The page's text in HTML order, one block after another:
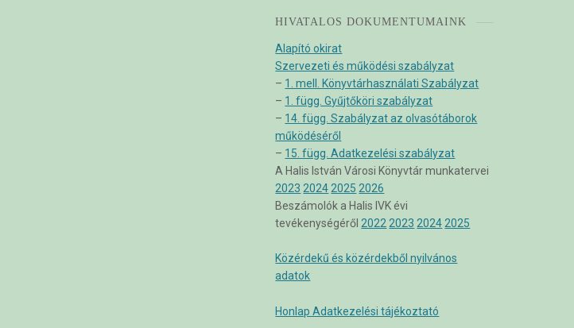
HIVATALOS DOKUMENTUMAINK
Alapító okirat
Szervezeti és működési szabályzat
– 1. mell. Könyvtárhasználati Szabályzat
– 1. függ. Gyűjtőköri szabályzat
– 14. függ. Szabályzat az olvasótáborok
működéséről
– 15. függ. Adatkezelési szabályzat
A Halis István Városi Könyvtár munkatervei
2023 2024 2025 2026
Beszámolók a Halis IVK évi
tevékenységéről 2022 2023 2024 2025
Közérdekű és közérdekből nyilvános
adatok
Honlap Adatkezelési tájékoztató